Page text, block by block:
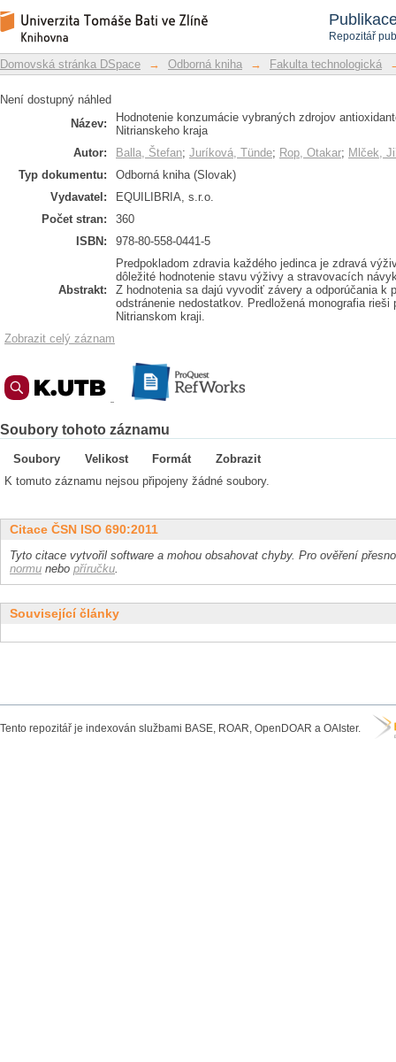
Repozitář
The evaluation of selected sources
region
Repozitář DSpace/Manakin
Domovská stránka DSpace → Odborná kniha → Fakulta technologická
Není dostupný náhled
Název:
Hodnotenie konzumácie vybraných zdrojov
Nitrianskeho kraja
Autor:
Balla, Štefan; Juríková, Tünde; Rop, Otakar; Mlček,
Typ dokumentu:
Odborná kniha (Slovak)
Vydavatel:
EQUILIBRIA, s.r.o.
Počet stran:
360
ISBN:
978-80-558-0441-5
Abstrakt:
Predpokladom zdravia každého jedinca je zdravá
dôležité hodnotenie stavu výživy a stravovacích
Z hodnotenia sa dajú vyvodiť závery a odporúčania k
odstránenie nedostatkov. Predložená monografia
Nitrianskom kraji.
Zobrazit celý záznam
Soubory tohoto záznamu
Soubory Velikost Formát
Zobrazit
K tomuto záznamu nejsou připojeny žádné soubory.
Citace ČSN ISO 690:2011
Tyto citace vytvořil software a mohou obsahovat chyby. Pro ověření
normu nebo příručku.
Související články
Tento repozitář je indexován službami BASE, ROAR, OpenDOAR a OAIster.